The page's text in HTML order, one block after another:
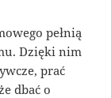
pełnią
Dzięki nim
prać
dbać o